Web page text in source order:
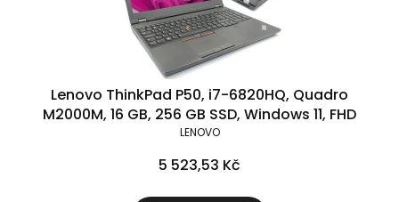
Lenovo ThinkPad P50, i7-6820HQ, Quadro
M2000M, 16 GB, 256 GB SSD, Windows 11, FHD
LENOVO
5 523,53 Kč